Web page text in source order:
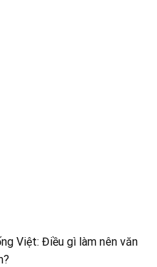
Việt: Điều gì làm nên văn